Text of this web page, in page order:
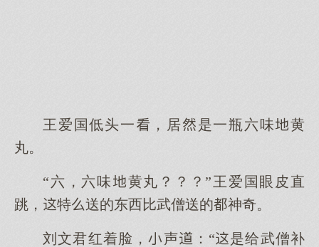
王爱国低头一，居是一瓶六味黄
丸。
“六，六味黄丸？？？”王爱国眼皮直
跳，特送的东西比武僧送的神奇。
刘文君红着脸，声：“是给武僧补